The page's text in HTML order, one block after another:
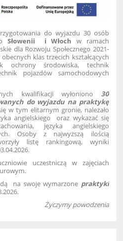
do wyjazdu 30 osób
Słowenii i Włoch w ramach
dla Rozwoju Społecznego 2021-
klas trzecich kształcących
ochrony środowiska, technik
pojazdów samochodowych
kwalifikacji wyłoniono 30
do wyjazdu na praktykę
w tym elitarnym gronie, należało
angielskiego oraz wykazać się
języka angielskiego
Osoby z najwyższą ilością
listę rankingową, wyniki
uczestniczą w zajęciach
na swoje wymarzone praktyki
Życzymy powodzenia